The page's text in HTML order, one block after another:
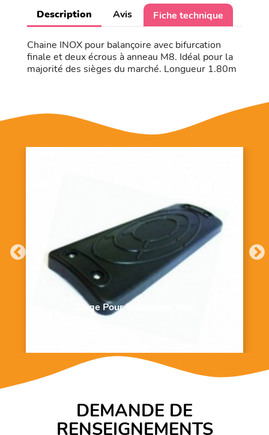
Description Avis Fiche technique
Chaine INOX pour balançoire avec bifurcation
finale et deux écrous à anneau M8. Idéal pour la
majorité des sièges du marché. Longueur 1.80m
Siège Pour Balançoire Noir
DEMANDE DE
RENSEIGNEMENTS